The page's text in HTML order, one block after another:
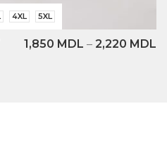
evazați „SASHA”